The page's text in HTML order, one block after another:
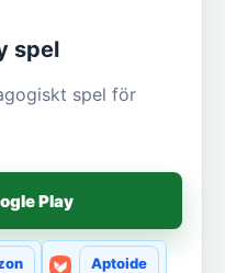
spel
spel för
Play
Aptoide